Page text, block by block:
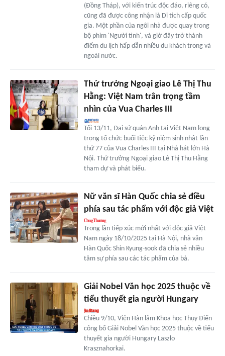
(Đồng Tháp), với kiến trúc độc đáo, riêng có,
cũng đã được công nhận là Di tích cấp quốc
gia. Một phần của ngôi nhà được quay trong
bộ phim 'Người tình', và giờ đây trở thành
điểm du lịch hấp dẫn nhiều du khách trong và
ngoài nước.
Thứ trưởng Ngoại giao Lê Thị Thu
Hằng: Việt Nam trân trọng tầm
nhìn của Vua Charles III
Tối 13/11, Đại sứ quán Anh tại Việt Nam long
trọng tổ chức buổi tiệc kỷ niệm sinh nhật lần
thứ 77 của Vua Charles III tại Nhà hát lớn Hà
Nội. Thứ trưởng Ngoại giao Lê Thị Thu Hằng
tham dự và phát biểu.
Nữ văn sĩ Hàn Quốc chia sẻ điều
phía sau tác phẩm với độc giả Việt
Trong lần tiếp xúc mới nhất với độc giả Việt
Nam ngày 18/10/2025 tại Hà Nội, nhà văn
Hàn Quốc Shin Kyung-sook đã chia sẻ nhiều
tâm sự phía sau các tác phẩm của bà.
Giải Nobel Văn học 2025 thuộc về
tiểu thuyết gia người Hungary
Chiều 9/10, Viện Hàn lâm Khoa học Thụy Điển
công bố Giải Nobel Văn học 2025 thuộc về tiểu
thuyết gia người Hungary Laszlo
Krasznahorkai.